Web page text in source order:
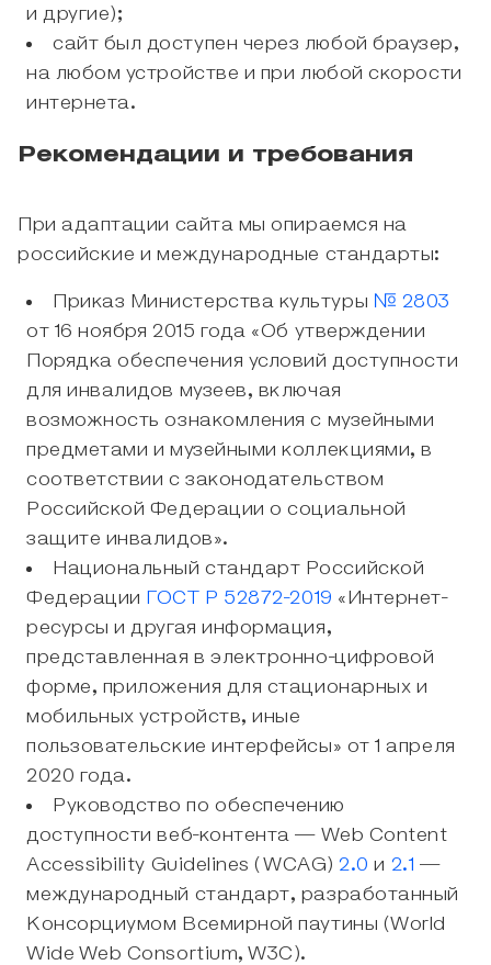
и другие);
сайт был доступен через любой браузер,
на любом устройстве и при любой скорости
интернета.
Рекомендации и требования
При адаптации сайта мы опираемся на
российские и международные стандарты:
Приказ Министерства культуры № 2803
от 16 ноября 2015 года «Об утверждении
Порядка обеспечения условий доступности
для инвалидов музеев, включая
возможность ознакомления с музейными
предметами и музейными коллекциями, в
соответствии с законодательством
Российской Федерации о социальной
защите инвалидов».
Национальный стандарт Российской
Федерации ГОСТ Р 52872-2019 «Интернет-
ресурсы и другая информация,
представленная в электронно-цифровой
форме, приложения для стационарных и
мобильных устройств, иные
пользовательские интерфейсы» от 1 апреля
2020 года.
Руководство по обеспечению
доступности веб-контента — Web Content
Accessibility Guidelines (WCAG)2.0 и 2.1 —
международный стандарт, разработанный
Консорциумом Всемирной паутины (World
Wide Web Consortium, W3C).